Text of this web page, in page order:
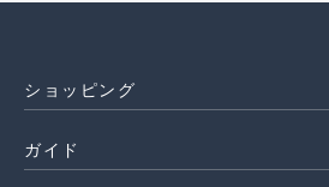
ショッピング
ガイド